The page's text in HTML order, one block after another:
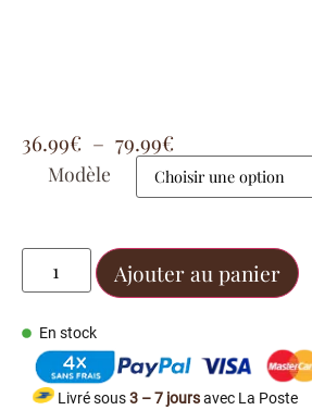
36.99€ – 79.99€
Modèle
Ajouter au panier
En stock
Livré sous3 – 7 joursavec La Poste